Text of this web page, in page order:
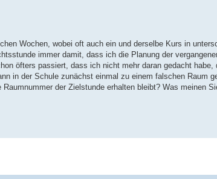
Wochen, wobei oft auch ein und derselbe Kurs in
immer damit, dass ich die Planung der
öfters passiert, dass ich nicht mehr daran gedacht habe,
in der Schule zunächst einmal zu einem falschen Raum
der Zielstunde erhalten bleibt? Was meinen